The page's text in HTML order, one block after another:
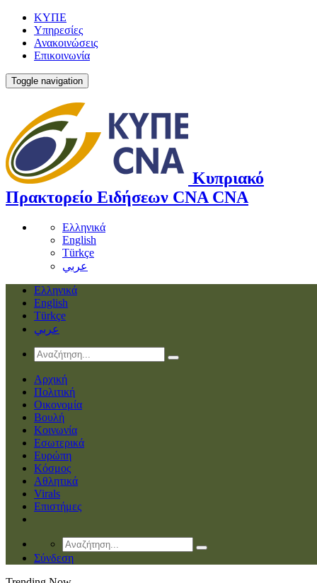
ΚΥΠΕ
Υπηρεσίες
Ανακοινώσεις
Επικοινωνία
Toggle navigation
Κυπριακό
Πρακτορείο Ειδήσεων CNA CNA
Ελληνικά
English
Türkçe
عربي
Ελληνικά
English
Türkçe
عربي
Αρχική
Πολιτική
Οικονομία
Βουλή
Κοινωνία
Εσωτερικά
Ευρώπη
Κόσμος
Αθλητικά
Virals
Επιστήμες
Σύνδεση